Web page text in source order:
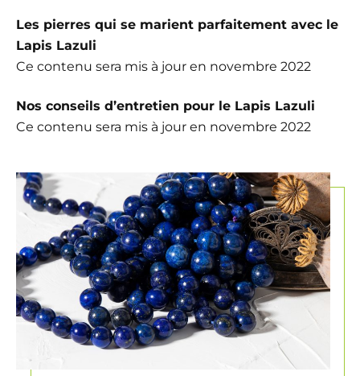
Les pierres qui se marient parfaitement avec le
Lapis Lazuli
Ce contenu sera mis à jour en novembre 2022
Nos conseils d’entretien pour le Lapis Lazuli
Ce contenu sera mis à jour en novembre 2022